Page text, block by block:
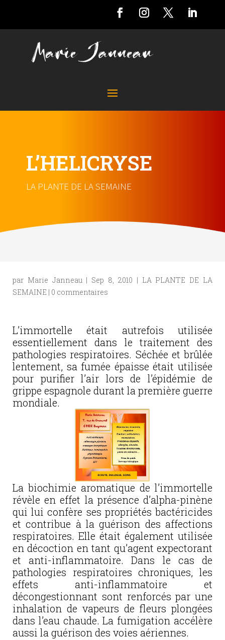
L’HELICRYSE
LA PLANTE DE LA SEMAINE
par Marie Janneau| Sep 8, 2010 | LA PLANTE DE LA
SEMAINE | 0 commentaires
L’immortelle était autrefois utilisée
essentiellement dans le traitement des
pathologies respiratoires. Séchée et brûlée
lentement, sa fumée épaisse était utilisée
pour purifier l’air lors de l’épidémie de
grippe espagnole durant la première guerre
mondiale.
La biochimie aromatique de l’immortelle
révèle en effet la présence d’alpha-pinène
qui lui confère ses propriétés bactéricides
et contribue à la guérison des affections
respiratoires. Elle était également utilisée
en décoction en tant qu’agent expectorant
et anti-inflammatoire. Dans le cas de
pathologies respiratoires chroniques, les
effets anti-inflammatoire et
décongestionnant sont renforcés par une
inhalation de vapeurs de fleurs plongées
dans l’eau chaude. La fumigation accélère
aussi la guérison des voies aériennes.